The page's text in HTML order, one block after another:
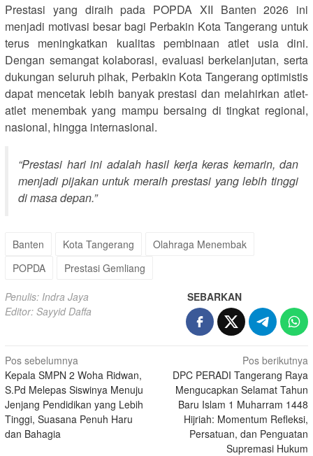
Prestasi yang diraih pada POPDA XII Banten 2026 ini
menjadi motivasi besar bagi Perbakin Kota Tangerang untuk
terus meningkatkan kualitas pembinaan atlet usia dini.
Dengan semangat kolaborasi, evaluasi berkelanjutan, serta
dukungan seluruh pihak, Perbakin Kota Tangerang optimistis
dapat mencetak lebih banyak prestasi dan melahirkan atlet-
atlet menembak yang mampu bersaing di tingkat regional,
nasional, hingga internasional.
“Prestasi hari ini adalah hasil kerja keras kemarin, dan
menjadi pijakan untuk meraih prestasi yang lebih tinggi
di masa depan.”
Banten Kota Tangerang
Olahraga Menembak
POPDA
Prestasi Gemliang
Penulis: Indra Jaya
Editor: Sayyid Daffa
SEBARKAN
Navigasi
pos
Pos sebelumnya
Kepala SMPN 2 Woha Ridwan,
S.Pd Melepas Siswinya Menuju
Jenjang Pendidikan yang Lebih
Tinggi, Suasana Penuh Haru
dan Bahagia
Pos berikutnya
DPC PERADI Tangerang Raya
Mengucapkan Selamat Tahun
Baru Islam 1 Muharram 1448
Hijriah: Momentum Refleksi,
Persatuan, dan Penguatan
Supremasi Hukum